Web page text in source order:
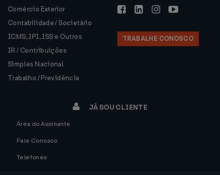
Comércio Exterior
Contabilidade / Societário
ICMS, IPI, ISS e Outros
IR / Contribuições
Simples Nacional
Trabalho / Previdência
TRABALHE CONOSCO
JÁ SOU CLIENTE
Área do Assinante
Fale Conosco
Telefones